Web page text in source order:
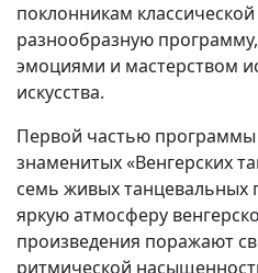
поклонникам
разнообразную
эмоциями и мастерством
искусства.
Первой частью программы
знаменитых «Венгерских
семь живых танцевальных
яркую атмосферу
произведения поражают
ритмической